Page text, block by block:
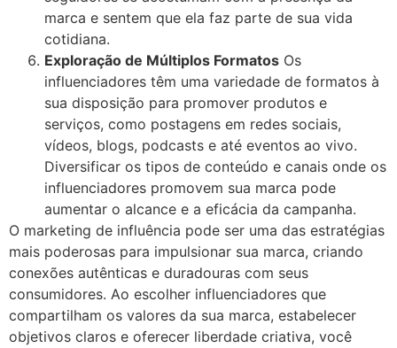
marca e sentem que ela faz parte de sua vida
cotidiana.
Exploração de Múltiplos Formatos Os
influenciadores têm uma variedade de formatos à
sua disposição para promover produtos e
serviços, como postagens em redes sociais,
vídeos, blogs, podcasts e até eventos ao vivo.
Diversificar os tipos de conteúdo e canais onde os
influenciadores promovem sua marca pode
aumentar o alcance e a eficácia da campanha.
O marketing de influência pode ser uma das estratégias
mais poderosas para impulsionar sua marca, criando
conexões autênticas e duradouras com seus
consumidores. Ao escolher influenciadores que
compartilham os valores da sua marca, estabelecer
objetivos claros e oferecer liberdade criativa, você